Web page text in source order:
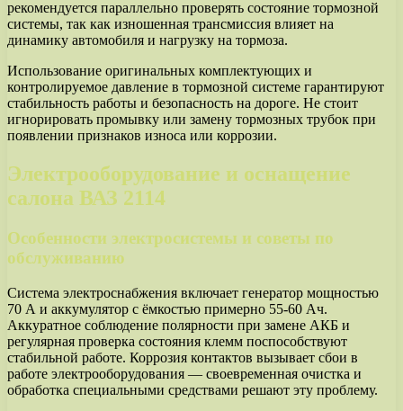
рекомендуется параллельно проверять состояние тормозной
системы, так как изношенная трансмиссия влияет на
динамику автомобиля и нагрузку на тормоза.
Использование оригинальных комплектующих и
контролируемое давление в тормозной системе гарантируют
стабильность работы и безопасность на дороге. Не стоит
игнорировать промывку или замену тормозных трубок при
появлении признаков износа или коррозии.
Электрооборудование и оснащение
салона ВАЗ 2114
Особенности электросистемы и советы по
обслуживанию
Система электроснабжения включает генератор мощностью
70 А и аккумулятор с ёмкостью примерно 55-60 Ач.
Аккуратное соблюдение полярности при замене АКБ и
регулярная проверка состояния клемм поспособствуют
стабильной работе. Коррозия контактов вызывает сбои в
работе электрооборудования — своевременная очистка и
обработка специальными средствами решают эту проблему.